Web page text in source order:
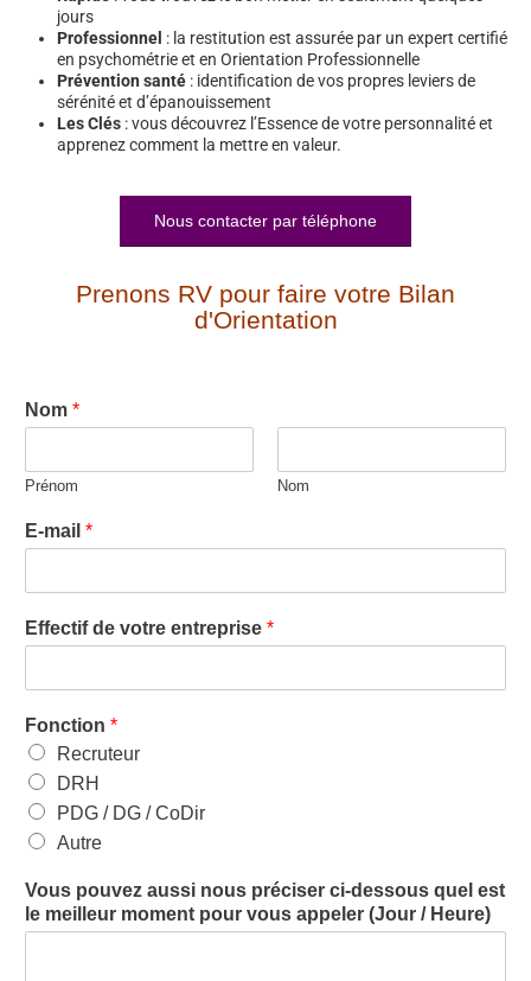
jours
Professionnel : la restitution est assurée par un expert certifié
en psychométrie et en Orientation Professionnelle
Prévention santé : identification de vos propres leviers de
sérénité et d’épanouissement
Les Clés : vous découvrez l’Essence de votre personnalité et
apprenez comment la mettre en valeur.
Nous contacter par téléphone
Prenons RV pour faire votre Bilan
d'Orientation
Nom *
Prénom Nom
E-mail *
Effectif de votre entreprise *
Fonction *
Recruteur
DRH
PDG / DG / CoDir
Autre
Vous pouvez aussi nous préciser ci-dessous quel est
le meilleur moment pour vous appeler (Jour / Heure)